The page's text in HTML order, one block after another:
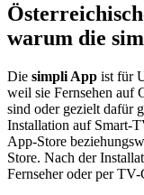
warum die
Die simpli App ist für
weil sie Fernsehen auf
sind oder gezielt dafür
Installation auf Smart-
App-Store
Store. Nach der
Fernseher oder per TV-